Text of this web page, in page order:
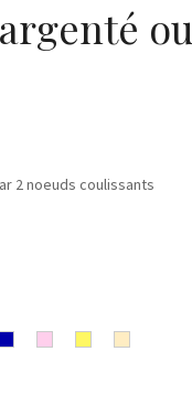
ou
2 noeuds coulissants
Bleu Rose JauneBeige